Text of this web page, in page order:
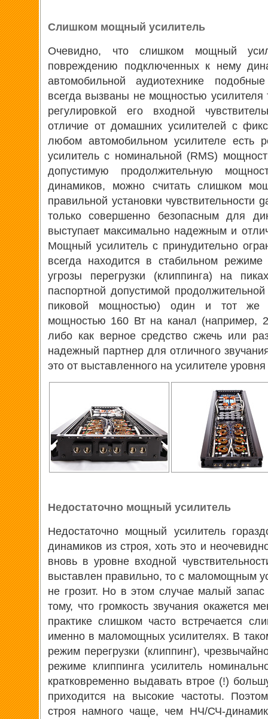
Слишком мощный усилитель
Очевидно, что слишком мощный
повреждению подключенных к нему
автомобильной аудиотехнике
всегда вызваны не мощностью усилителя
регулировкой его входной
отличие от домашних усилителей с
любом автомобильном усилителе есть
усилитель с номинальной (RMS)
допустимую продолжительную
динамиков, можно считать слишком
правильной установки чувствительности
только совершенно безопасным для
выступает максимально надежным и
Мощный усилитель с принудительно
всегда находится в стабильном
угрозы перегрузки (клиппинга) на
паспортной допустимой
пиковой мощностью) один и тот же
мощностью 160 Вт на канал (например,
либо как верное средство сжечь или
надежный партнер для отличного
это от выставленного на усилителе
Недостаточно мощный усилитель
Недостаточно мощный усилитель
динамиков из строя, хоть это и
вновь в уровне входной
выставлен правильно, то с маломощным
не грозит. Но в этом случае малый
тому, что громкость звучания окажется
практике слишком часто встречается
именно в маломощных усилителях. В
режим перегрузки (клиппинг),
режиме клиппинга усилитель
кратковременно выдавать втрое (!)
приходится на высокие частоты.
строя намного чаще, чем НЧ/СЧ-